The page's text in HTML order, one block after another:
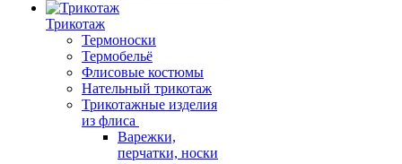
Трикотаж
Термоноски
Термобельё
Флисовые костюмы
Нательный трикотаж
Трикотажные изделия
из флиса
Варежки,
перчатки, носки